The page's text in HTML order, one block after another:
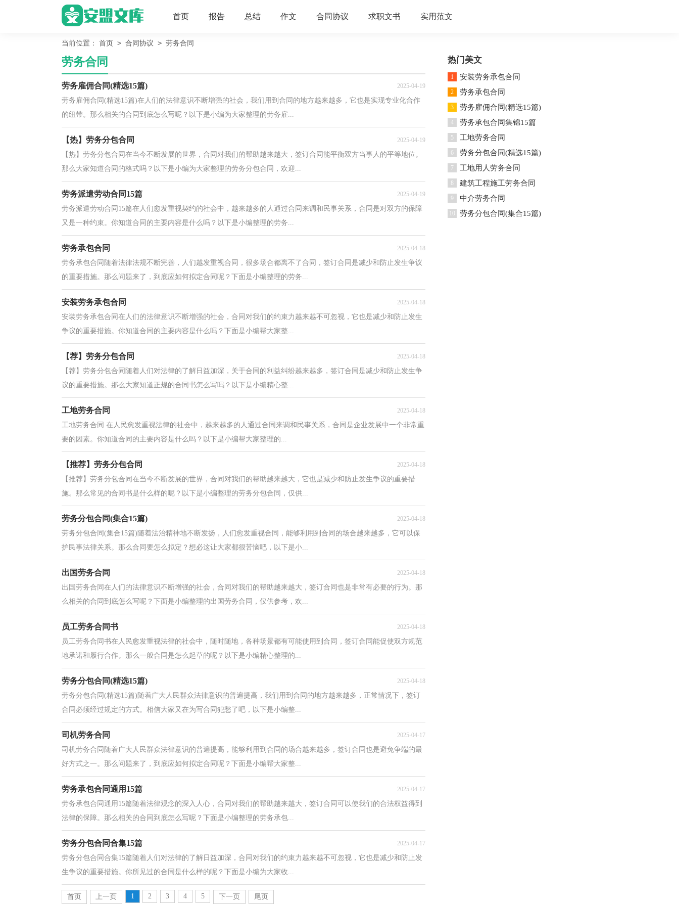
首页 报告 总结 作文 合同协议 求职文书 实用范文
当前位置： 首页 > 合同协议 > 劳务合同
劳务合同
劳务雇佣合同(精选15篇) 2025-04-19
劳务雇佣合同(精选15篇)在人们的法律意识不断增强的社会，我们用到合同的地方越来越多，它也是实现专业化合作
的纽带。那么相关的合同到底怎么写呢？以下是小编为大家整理的劳务雇...
【热】劳务分包合同 2025-04-19
【热】劳务分包合同在当今不断发展的世界，合同对我们的帮助越来越大，签订合同能平衡双方当事人的平等地位。
那么大家知道合同的格式吗？以下是小编为大家整理的劳务分包合同，欢迎...
劳务派遣劳动合同15篇 2025-04-19
劳务派遣劳动合同15篇在人们愈发重视契约的社会中，越来越多的人通过合同来调和民事关系，合同是对双方的保障
又是一种约束。你知道合同的主要内容是什么吗？以下是小编整理的劳务...
劳务承包合同 2025-04-18
劳务承包合同随着法律法规不断完善，人们越发重视合同，很多场合都离不了合同，签订合同是减少和防止发生争议
的重要措施。那么问题来了，到底应如何拟定合同呢？下面是小编整理的劳务...
安装劳务承包合同 2025-04-18
安装劳务承包合同在人们的法律意识不断增强的社会，合同对我们的约束力越来越不可忽视，它也是减少和防止发生
争议的重要措施。你知道合同的主要内容是什么吗？下面是小编帮大家整...
【荐】劳务分包合同 2025-04-18
【荐】劳务分包合同随着人们对法律的了解日益加深，关于合同的利益纠纷越来越多，签订合同是减少和防止发生争
议的重要措施。那么大家知道正规的合同书怎么写吗？以下是小编精心整...
工地劳务合同 2025-04-18
工地劳务合同 在人民愈发重视法律的社会中，越来越多的人通过合同来调和民事关系，合同是企业发展中一个非常重
要的因素。你知道合同的主要内容是什么吗？以下是小编帮大家整理的...
【推荐】劳务分包合同 2025-04-18
【推荐】劳务分包合同在当今不断发展的世界，合同对我们的帮助越来越大，它也是减少和防止发生争议的重要措
施。那么常见的合同书是什么样的呢？以下是小编整理的劳务分包合同，仅供...
劳务分包合同(集合15篇) 2025-04-18
劳务分包合同(集合15篇)随着法治精神地不断发扬，人们愈发重视合同，能够利用到合同的场合越来越多，它可以保
护民事法律关系。那么合同要怎么拟定？想必这让大家都很苦恼吧，以下是小...
出国劳务合同 2025-04-18
出国劳务合同在人们的法律意识不断增强的社会，合同对我们的帮助越来越大，签订合同也是非常有必要的行为。那
么相关的合同到底怎么写呢？下面是小编整理的出国劳务合同，仅供参考，欢...
员工劳务合同书 2025-04-18
员工劳务合同书在人民愈发重视法律的社会中，随时随地，各种场景都有可能使用到合同，签订合同能促使双方规范
地承诺和履行合作。那么一般合同是怎么起草的呢？以下是小编精心整理的...
劳务分包合同(精选15篇) 2025-04-18
劳务分包合同(精选15篇)随着广大人民群众法律意识的普遍提高，我们用到合同的地方越来越多，正常情况下，签订
合同必须经过规定的方式。相信大家又在为写合同犯愁了吧，以下是小编整...
司机劳务合同 2025-04-17
司机劳务合同随着广大人民群众法律意识的普遍提高，能够利用到合同的场合越来越多，签订合同也是避免争端的最
好方式之一。那么问题来了，到底应如何拟定合同呢？下面是小编帮大家整...
劳务承包合同通用15篇 2025-04-17
劳务承包合同通用15篇随着法律观念的深入人心，合同对我们的帮助越来越大，签订合同可以使我们的合法权益得到
法律的保障。那么相关的合同到底怎么写呢？下面是小编整理的劳务承包...
劳务分包合同合集15篇 2025-04-17
劳务分包合同合集15篇随着人们对法律的了解日益加深，合同对我们的约束力越来越不可忽视，它也是减少和防止发
生争议的重要措施。你所见过的合同是什么样的呢？下面是小编为大家收...
首页 上一页 1 2 3 4 5 下一页 尾页
热门美文
1 安装劳务承包合同
2 劳务承包合同
3 劳务雇佣合同(精选15篇)
4 劳务承包合同集锦15篇
5 工地劳务合同
6 劳务分包合同(精选15篇)
7 工地用人劳务合同
8 建筑工程施工劳务合同
9 中介劳务合同
10 劳务分包合同(集合15篇)